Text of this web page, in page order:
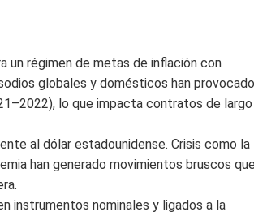
un régimen de metas de inflación con
globales y domésticos han provocado
lo que impacta contratos de largo
al dólar estadounidense. Crisis como la
han generado movimientos bruscos que
instrumentos nominales y ligados a la